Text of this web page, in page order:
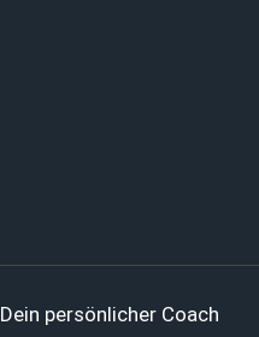
persönlicher Coach